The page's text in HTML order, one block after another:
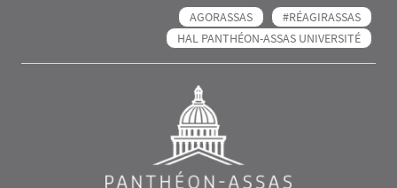
AGORASSAS
#RÉAGIRASSAS
HAL PANTHÉON-ASSAS UNIVERSITÉ